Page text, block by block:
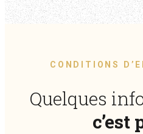
CONDITIONS
Quelques
c’est